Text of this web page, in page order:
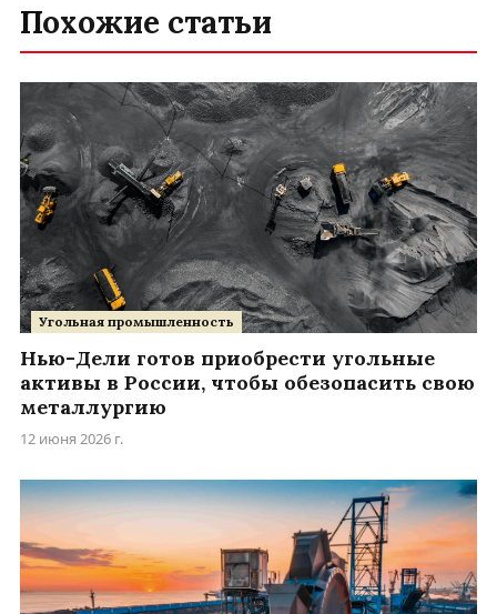
Похожие статьи
Угольная промышленность
Нью-Дели готов приобрести угольные
активы в России, чтобы обезопасить свою
металлургию
12 июня 2026 г.